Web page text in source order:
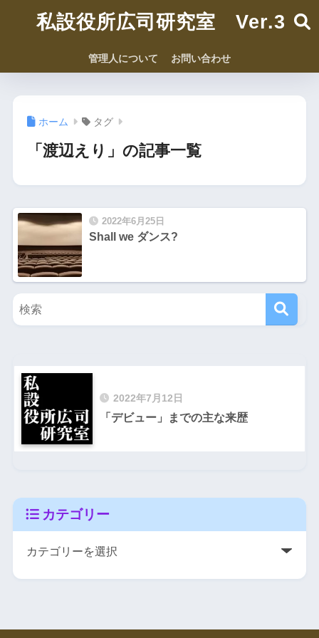
私設役所広司研究室 Ver.3
管理人について お問い合わせ
ホーム タグ
「渡辺えり」の記事一覧
2022年6月25日
Shall we ダンス?
2022年7月12日
「デビュー」までの主な来歴
カテゴリー